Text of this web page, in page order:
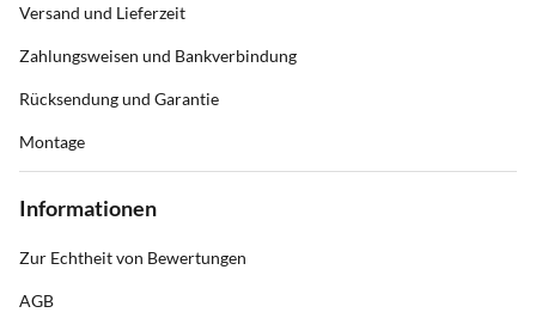
Versand und Lieferzeit
Zahlungsweisen und Bankverbindung
Rücksendung und Garantie
Montage
Informationen
Zur Echtheit von Bewertungen
AGB